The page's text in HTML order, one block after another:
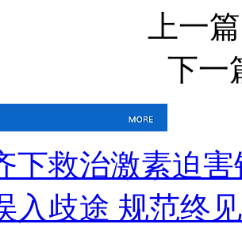
上一
下一
下救治激素迫
入歧途 规范终